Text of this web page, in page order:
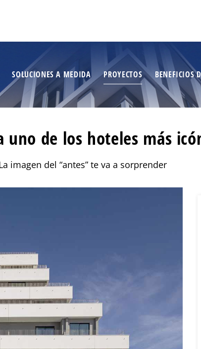
SOLUCIONES A MEDIDA PROYECTOS BENEFICIOS
uno de los hoteles más
imagen del “antes” te va a sorprender